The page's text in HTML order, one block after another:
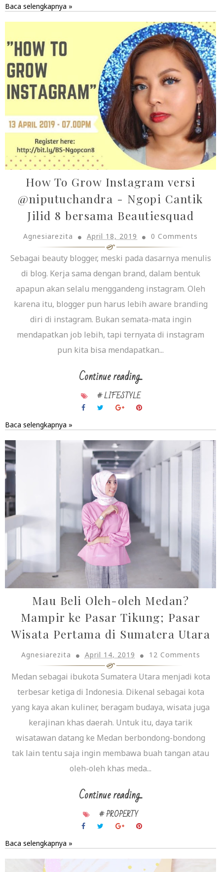
Baca selengkapnya »
How To Grow Instagram versi
@niputuchandra - Ngopi Cantik
Jilid 8 bersama Beautiesquad
Agnesiarezita April 18, 2019 0 Comments
Sebagai beauty blogger, meski pada dasarnya menulis
di blog. Kerja sama dengan brand, dalam bentuk
apapun akan selalu menggandeng instagram. Oleh
karena itu, blogger pun harus lebih aware branding
diri di instagram. Bukan semata-mata ingin
mendapatkan job lebih, tapi ternyata di instagram
pun kita bisa mendapatkan...
Continue reading...
# LIFESTYLE
Baca selengkapnya »
Mau Beli Oleh-oleh Medan?
Mampir ke Pasar Tikung; Pasar
Wisata Pertama di Sumatera Utara
Agnesiarezita April 14, 2019 12 Comments
Medan sebagai ibukota Sumatera Utara menjadi kota
terbesar ketiga di Indonesia. Dikenal sebagai kota
yang kaya akan kuliner, beragam budaya, wisata juga
kerajinan khas daerah. Untuk itu, daya tarik
wisatawan datang ke Medan berbondong-bondong
tak lain tentu saja ingin membawa buah tangan atau
oleh-oleh khas meda...
Continue reading...
# PROPERTY
Baca selengkapnya »